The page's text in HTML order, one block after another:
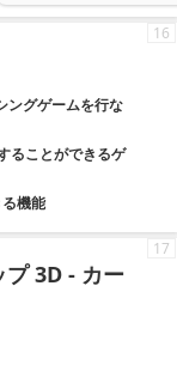
ングゲームを行な
ることができるゲ
機能
16
プ 3D - カー
17